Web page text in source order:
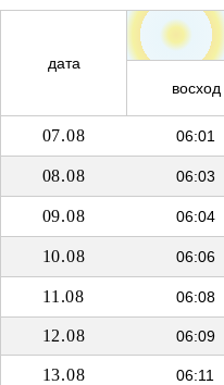
дата
восход
07.08 06:01
08.08 06:03
09.08 06:04
10.08 06:06
11.08 06:08
12.08 06:09
13.08 06:11